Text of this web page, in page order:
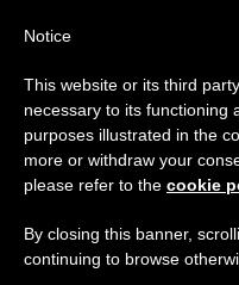
Il Papa
attribuito
Cardinale
Notice
This website or its third
necessary to its functioning
purposes illustrated in the
more or withdraw your
please refer to the cookie
By closing this banner,
continuing to browse